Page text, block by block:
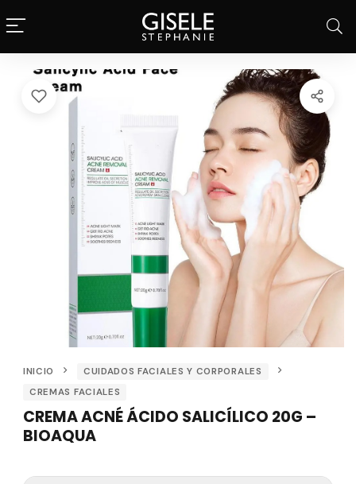
INICIO
CUIDADOS FACIALES Y CORPORALES
CREMAS FACIALES
CREMA ACNÉ ÁCIDO SALICÍLICO 20G –
BIOAQUA